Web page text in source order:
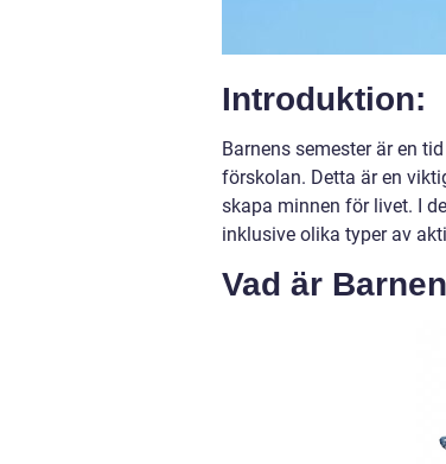
Introduktion:
Barnens semester är en
förskolan. Detta är en
skapa minnen för livet. I
inklusive olika typer av
Vad är